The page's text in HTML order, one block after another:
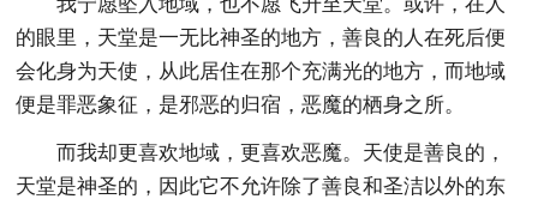
的眼里，天堂是一无比神圣的地方，善良的人在死后便
会化身为天使，从此居住在那个充满光的地方，而地域
便是罪恶象征，是邪恶的归宿，恶魔的栖身之所。
而我却更喜欢地域，更喜欢恶魔。天使是善良的，
天堂是神圣的，因此它不允许除了善良和圣洁以外的东